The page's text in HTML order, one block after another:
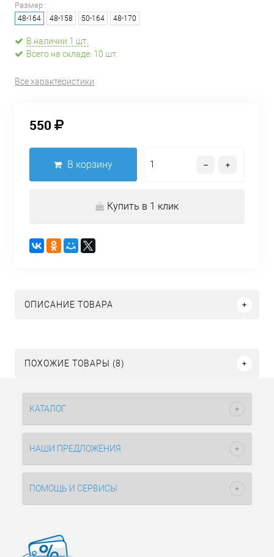
Размер :
48-164 48-158 50-164 48-170
В наличии 1 шт.
Всего на складе: 10 шт.
Все характеристики
550
В корзину
Купить в 1 клик
ОПИСАНИЕ ТОВАРА
ПОХОЖИЕ ТОВАРЫ (8)
КАТАЛОГ
НАШИ ПРЕДЛОЖЕНИЯ
ПОМОЩЬ И СЕРВИСЫ